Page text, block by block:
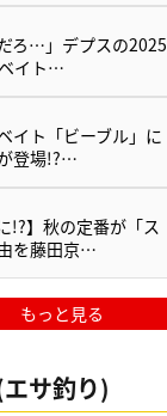
ろ…」デプスの2025
イト…
イト「ビーブル」に
登場!?…
!?】秋の定番が「ス
を藤田京…
もっと見る
サ釣り)